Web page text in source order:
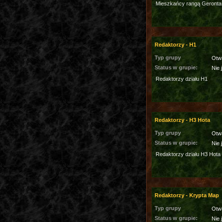
Mieszkańcy rangą
Redaktorzy - H1
Typ grupy
Status w grupie:
Nie
Redaktorzy działu H1
Redaktorzy - H3 Hota
Typ grupy
Status w grupie:
Nie
Redaktorzy działu H3 Hota
Redaktorzy - Krypta Map
Typ grupy
Status w grupie:
Nie